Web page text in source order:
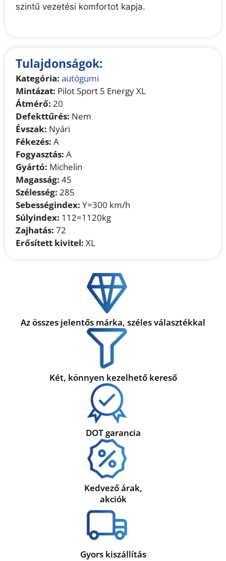
szintű vezetési komfortot kapja.
Tulajdonságok:
Kategória: autógumi
Mintázat: Pilot Sport 5 Energy XL
Átmérő: 20
Defekttűrés: Nem
Évszak: Nyári
Fékezés: A
Fogyasztás: A
Gyártó: Michelin
Magasság: 45
Szélesség: 285
Sebességindex: Y=300 km/h
Súlyindex: 112=1120kg
Zajhatás: 72
Erősített kivitel: XL
Az összes jelentős márka, széles választékkal
Két, könnyen kezelhető kereső
DOT garancia
Kedvező árak,
akciók
Gyors kiszállítás